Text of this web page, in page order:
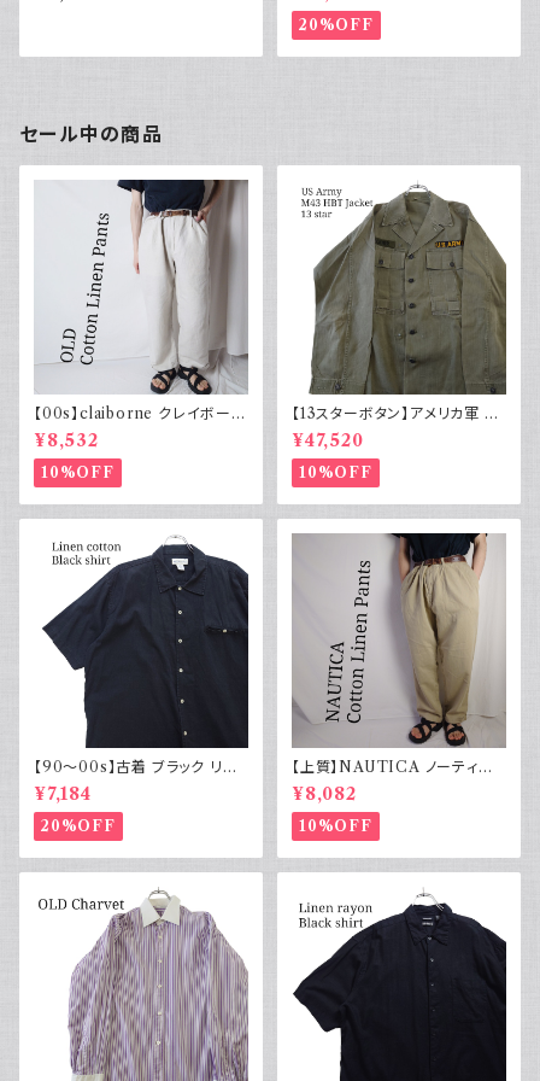
20%OFF
セール中の商品
【00s】claiborne クレイボーン
リネンコットンパンツ ツータック
¥8,532
10%OFF
【13スターボタン】アメリカ軍 M
43 HBT ジャケット パッチ 軍物
実物
¥47,520
10%OFF
【90～00s】古着 ブラック リネ
ンコットンシャツ 黒 ボックスシ
ルエット
¥7,184
20%OFF
【上質】NAUTICA ノーティカ
コットンリネンパンツ ツータック
¥8,082
10%OFF